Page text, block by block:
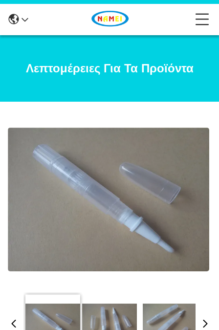
Λεπτομέρειες Για Τα Προϊόντα